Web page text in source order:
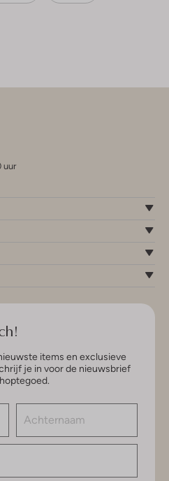
uur
items en exclusieve
je in voor de nieuwsbrief